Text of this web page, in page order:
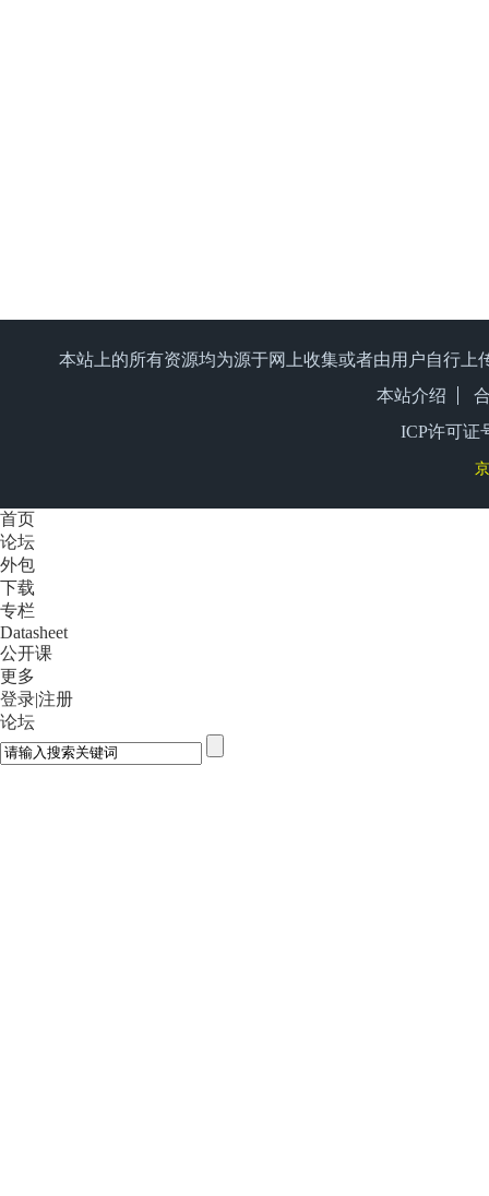
本站上的所有资源均为源于网上收集或者由用户自行
本站介绍
ICP许可证
首页
论坛
外包
下载
专栏
Datasheet
公开课
更多
登录|注册
论坛